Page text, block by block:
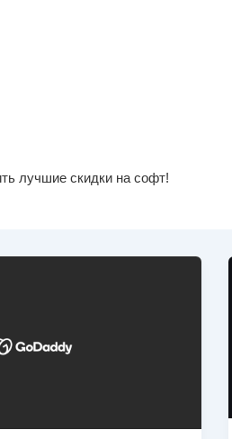
лучшие скидки на софт!